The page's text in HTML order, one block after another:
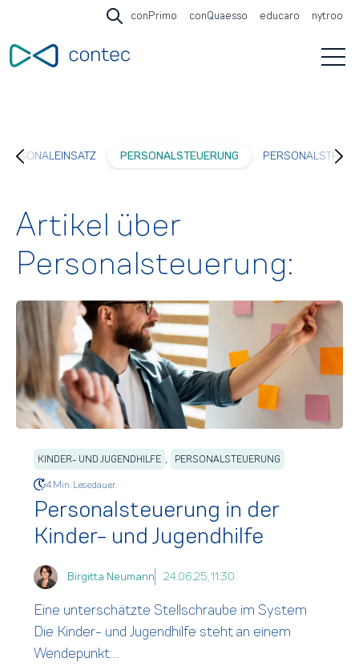
Open search
conPrimo conQuaesso educaro nytroo
PERSONALSTEUERUNG
Artikel über
Personalsteuerung:
KINDER- UND JUGENDHILFE , PERSONALSTEUERUNG
4 Min. Lesedauer.
Personalsteuerung in der
Kinder- und Jugendhilfe
Birgitta Neumann 24.06.25, 11:30
Eine unterschätzte Stellschraube im System
Die Kinder- und Jugendhilfe steht an einem
Wendepunkt:...